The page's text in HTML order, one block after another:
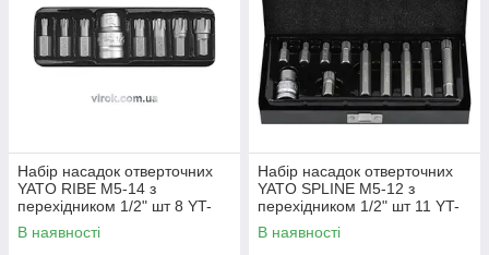
Набір насадок отверточних
YATO RIBE М5-14 з
перехідником 1/2" шт 8 YT-
0418
В наявності
Набір насадок отверточних
YATO SPLINE М5-12 з
перехідником 1/2" шт 11 YT-
0415
В наявності